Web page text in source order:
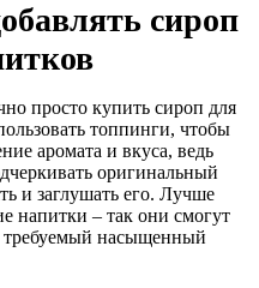
сироп
просто купить сироп для
топпинги, чтобы
аромата и вкуса, ведь
оригинальный
и заглушать его. Лучше
напитки – так они смогут
требуемый насыщенный